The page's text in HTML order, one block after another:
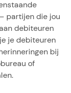
partijen die jou
debiteuren
je debiteuren
bij
of